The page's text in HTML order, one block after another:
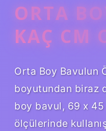
ORTA
KAÇ CM
Orta Boy Bavulun
boyutundan biraz
boy bavul, 69 x
ölçülerinde